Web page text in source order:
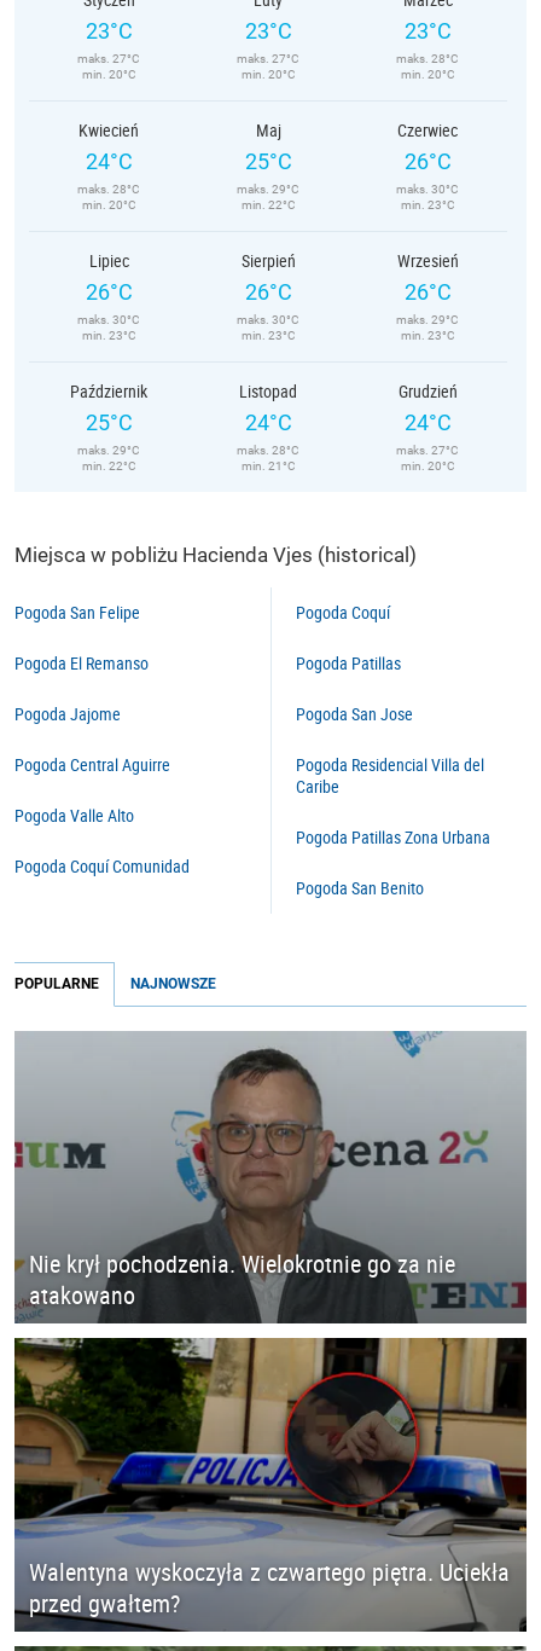
23°C
maks. 27°C
min. 20°C
23°C
maks. 27°C
min. 20°C
23°C
maks. 28°C
min. 20°C
Kwiecień
24°C
maks. 28°C
min. 20°C
Maj
25°C
maks. 29°C
min. 22°C
Czerwiec
26°C
maks. 30°C
min. 23°C
Lipiec
26°C
maks. 30°C
min. 23°C
Sierpień
26°C
maks. 30°C
min. 23°C
Wrzesień
26°C
maks. 29°C
min. 23°C
Październik
25°C
maks. 29°C
min. 22°C
Listopad
24°C
maks. 28°C
min. 21°C
Grudzień
24°C
maks. 27°C
min. 20°C
Miejsca w pobliżu Hacienda Vjes (historical)
Pogoda San Felipe
Pogoda El Remanso
Pogoda Jajome
Pogoda Central Aguirre
Pogoda Valle Alto
Pogoda Coquí Comunidad
Pogoda Coquí
Pogoda Patillas
Pogoda San Jose
Pogoda Residencial Villa del
Caribe
Pogoda Patillas Zona Urbana
Pogoda San Benito
POPULARNE NAJNOWSZE
Nie krył pochodzenia. Wielokrotnie go za nie
atakowano
Walentyna wyskoczyła z czwartego piętra. Uciekła
przed gwałtem?